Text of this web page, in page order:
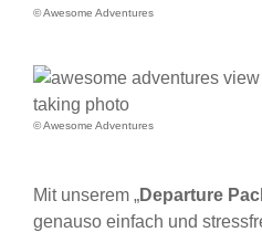
© Awesome Adventures
© Awesome Adventures
Mit unserem „Departure
genauso einfach und